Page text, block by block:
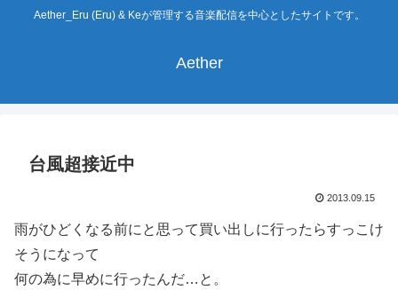
Aether_Eru (Eru) & Keが管理する音楽配信を中心としたサイトです。
Aether
台風超接近中
2013.09.15
雨がひどくなる前にと思って買い出しに行ったらすっこけ
そうになって
何の為に早めに行ったんだ…と。